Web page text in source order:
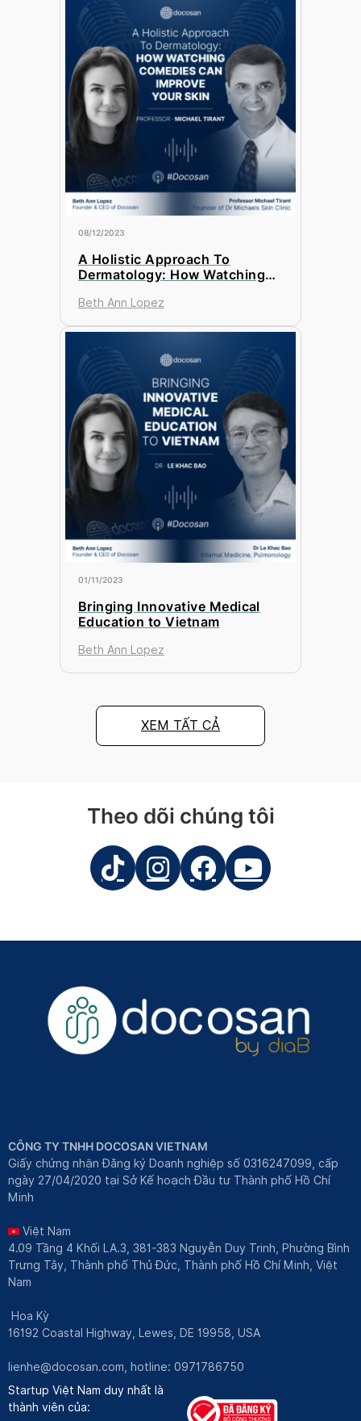
08/12/2023
A Holistic Approach To
Dermatology: How Watching
Skin
Beth Ann Lopez
01/11/2023
Bringing Innovative Medical
Education to Vietnam
Beth Ann Lopez
XEM TẤT CẢ
Theo dõi chúng tôi
CÔNG TY TNHH DOCOSAN VIETNAM
Giấy chứng nhận Đăng ký Doanh nghiệp số 0316247099, cấp
ngày 27/04/2020 tại Sở Kế hoạch Đầu tư Thành phố Hồ Chí
Minh
Việt Nam
4.09 Tầng 4 Khối LA.3, 381-383 Nguyễn Duy Trinh, Phường Bình
Trưng Tây, Thành phố Thủ Đức, Thành phố Hồ Chí Minh, Việt
Nam
Hoa Kỳ
16192 Coastal Highway, Lewes, DE 19958, USA
lienhe@docosan.com, hotline: 0971786750
Startup Việt Nam duy nhất là
thành viên của: